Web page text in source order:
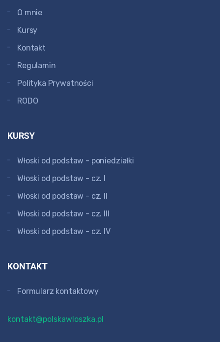
O mnie
Kursy
Kontakt
Regulamin
Polityka Prywatności
RODO
KURSY
Włoski od podstaw - poniedziałki
Włoski od podstaw - cz. I
Włoski od podstaw - cz. II
Włoski od podstaw - cz. III
Włoski od podstaw - cz. IV
KONTAKT
Formularz kontaktowy
kontakt@polskawloszka.pl